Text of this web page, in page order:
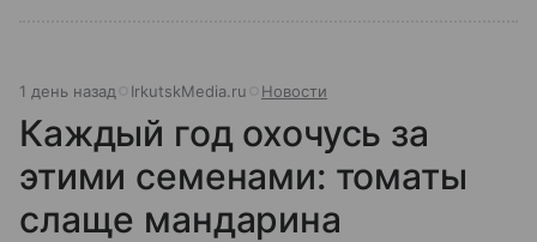
1 день назад IrkutskMedia.ru Новости
Каждый год охочусь за
этими семенами: томаты
слаще мандарина